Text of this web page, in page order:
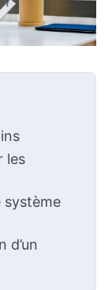
les
système
d’un